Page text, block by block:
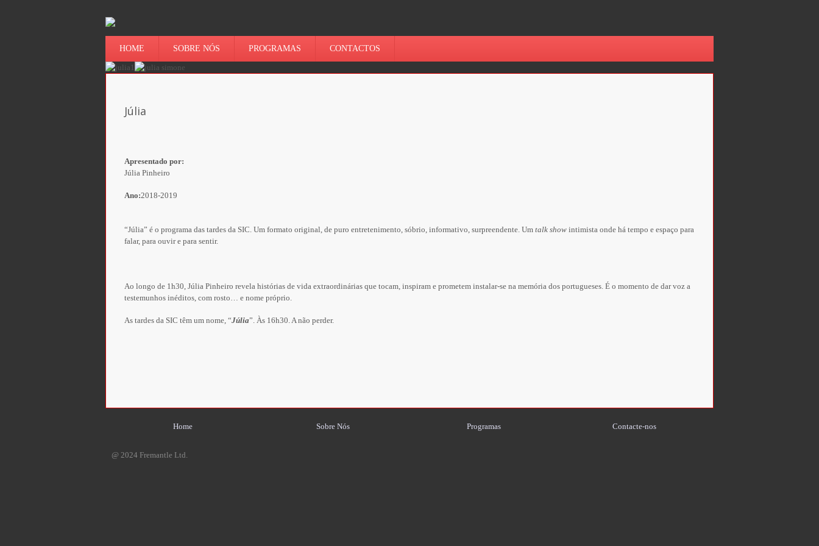
HOME SOBRE NÓS PROGRAMAS CONTACTOS
Júlia
Apresentado por:
Júlia Pinheiro
Ano:2018-2019
“Júlia” é o programa das tardes da SIC. Um formato original, de puro entretenimento, sóbrio, informativo, surpreendente. Um talk showintimista onde há tempo e espaço para
falar, para ouvir e para sentir.
Ao longo de 1h30, Júlia Pinheiro revela histórias de vida extraordinárias que tocam, inspiram e prometem instalar-se na memória dos portugueses. É o momento de dar voz a
testemunhos inéditos, com rosto… e nome próprio.
As tardes da SIC têm um nome, “Júlia”. Às 16h30. A não perder.
Home Sobre Nós Programas Contacte-nos
@ 2024 Fremantle Ltd.